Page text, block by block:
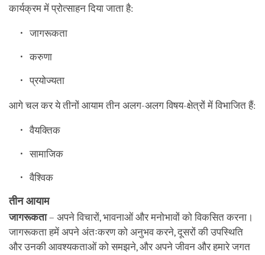
कार्यक्रम में प्रोत्साहन दिया जाता है:
जागरूकता
करुणा
प्रयोज्यता
आगे चल कर ये तीनों आयाम तीन अलग-अलग विषय-क्षेत्रों में विभाजित हैं:
वैयक्तिक
सामाजिक
वैश्विक
तीन आयाम
जागरूकता– अपने विचारों, भावनाओं और मनोभावों को विकसित करना।
जागरूकता हमें अपने अंतःकरण को अनुभव करने, दूसरों की उपस्थिति
और उनकी आवश्यकताओं को समझने, और अपने जीवन और हमारे जगत